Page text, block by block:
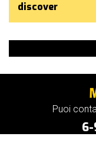
discover
Puoi
6-